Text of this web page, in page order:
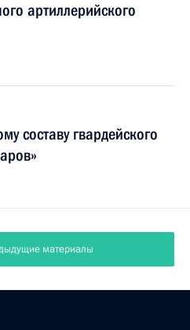
артиллерийского
составу гвардейского
материалы